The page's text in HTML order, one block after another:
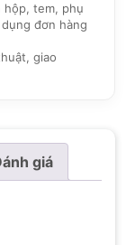
hộp, tem, phụ
đơn hàng
giao
giá